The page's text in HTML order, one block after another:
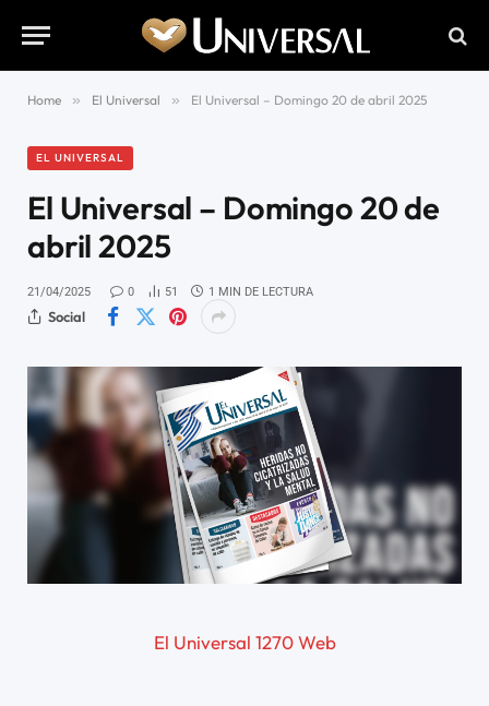
Home » El Universal » El Universal – Domingo 20 de abril 2025
EL UNIVERSAL
El Universal – Domingo 20 de
abril 2025
21/04/2025 0 51 1 MIN DE LECTURA
Social
El Universal 1270 Web